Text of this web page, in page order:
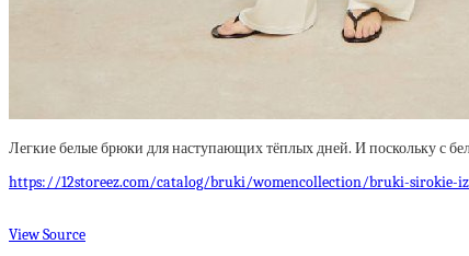
Легкие белые брюки для наступающих тёплых дней. И поскольку с
https://12storeez.com/catalog/bruki/womencollection/bruki-sirokie-
View Source